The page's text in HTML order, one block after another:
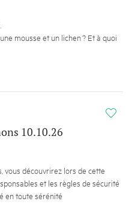
mousse et un lichen ? Et à quoi
i
10.10.26
vous découvrirez lors de cette
et les règles de sécurité
en toute sérénité